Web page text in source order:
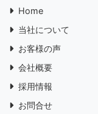
Home
当社について
お客様の声
会社概要
採用情報
お問合せ